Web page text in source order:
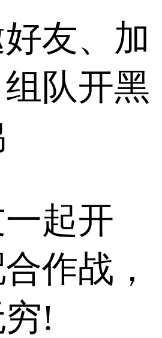
友、加
队开黑
起开
作战，
!